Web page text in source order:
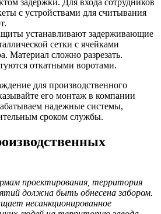
с устройствами для считывания
устанавливают задерживающие
сетки с ячейками
Материал сложно разрезать.
откатными воротами.
для производственного
его монтаж в компании
надежные системы,
сроком службы.
проектирования, территория
должна быть обнесена забором.
несанкционированное